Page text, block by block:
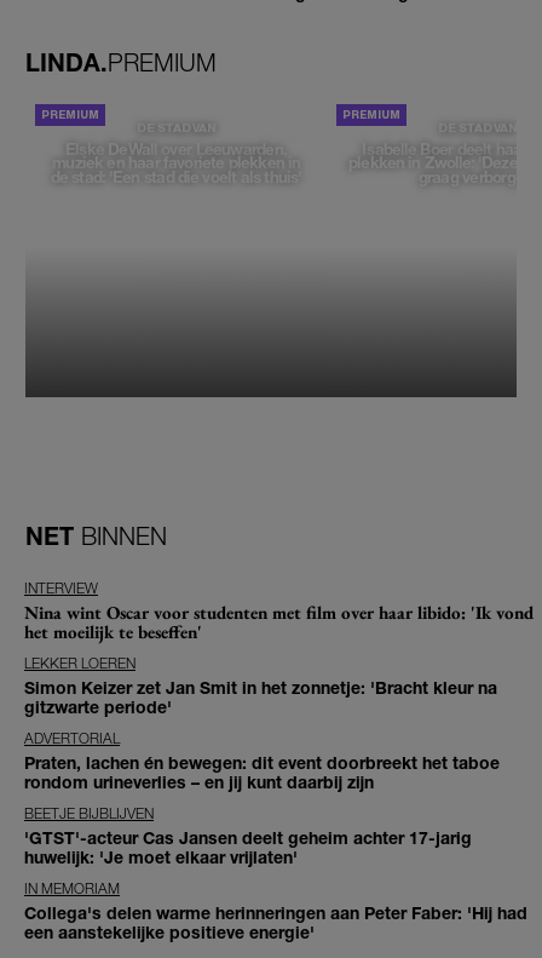
LINDA.PREMIUM
DE STAD VAN
Elske DeWall over Leeuwarden,
muziek en haar favoriete plekken in
de stad: 'Een stad die voelt als thuis'
DE STAD VAN
Isabelle Boer deelt haar
plekken in Zwolle: 'Deze
graag verborgen'
NET BINNEN
INTERVIEW
Nina wint Oscar voor studenten met film over haar libido: 'Ik vond
het moeilijk te beseffen'
LEKKER LOEREN
Simon Keizer zet Jan Smit in het zonnetje: 'Bracht kleur na
gitzwarte periode'
ADVERTORIAL
Praten, lachen én bewegen: dit event doorbreekt het taboe
rondom urineverlies – en jij kunt daarbij zijn
BEETJE BIJBLIJVEN
'GTST'-acteur Cas Jansen deelt geheim achter 17-jarig
huwelijk: 'Je moet elkaar vrijlaten'
IN MEMORIAM
Collega's delen warme herinneringen aan Peter Faber: 'Hij had
een aanstekelijke positieve energie'